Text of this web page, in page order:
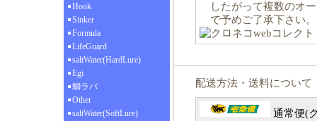
Hook
Sinker
Formula
LifeGuard
saltWater(HardLure)
Egi
鯛ラバ
Other
saltWater(SoftLure)
したがって複数のオ
で予めご了承下さい。
配送方法・送料について
通常便(